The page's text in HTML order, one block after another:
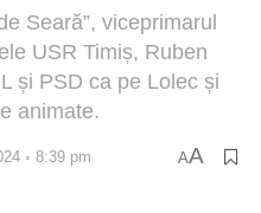
Seară”, viceprimarul
USR Timiș, Ruben
și PSD ca pe Lolec și
animate.
◦ 8:39 pm AA